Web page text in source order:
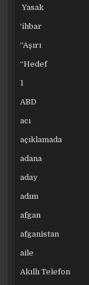
Yasak
‘ihbar
“Aşırı
“Hedef
1
ABD
acı
açıklamada
adana
aday
adım
afgan
afganistan
aile
Akıllı Telefon